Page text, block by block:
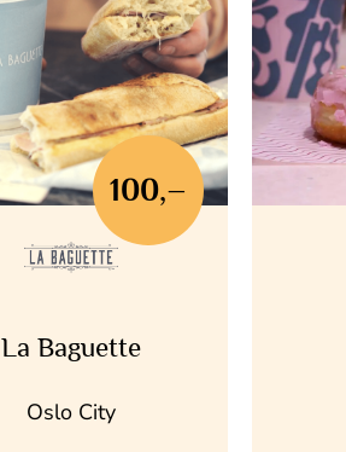
100,–
La Baguette
Oslo City